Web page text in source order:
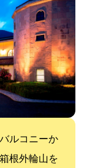
ルコニーか
根外輪山を